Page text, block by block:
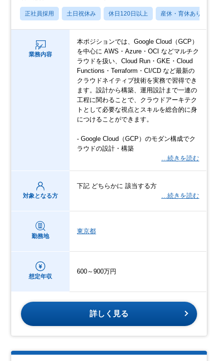
正社員採用 土日祝休み 休日120日以上 産休・育休あり
業務内容
本ポジションでは、Google Cloud（GCP）
を中心に AWS・Azure・OCI などマルチク
ラウドを扱い、Cloud Run・GKE・Cloud
Functions・Terraform・CI/CD など最新の
クラウドネイティブ技術を実務で習得でき
ます。設計から構築、運用設計まで一連の
工程に関わることで、クラウドアーキテク
トとして必要な視点とスキルを総合的に身
につけることができます。
- Google Cloud（GCP）のモダン構成でク
ラウドの設計・構築
…続きを読む
対象となる方
下記 どちらかに 該当する方
…続きを読む
勤務地
東京都
想定年収
600～900万円
詳しく見る